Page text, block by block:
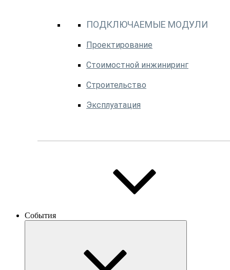
ПОДКЛЮЧАЕМЫЕ МОДУЛИ
Проектирование
Стоимостной инжиниринг
Строительство
Эксплуатация
События